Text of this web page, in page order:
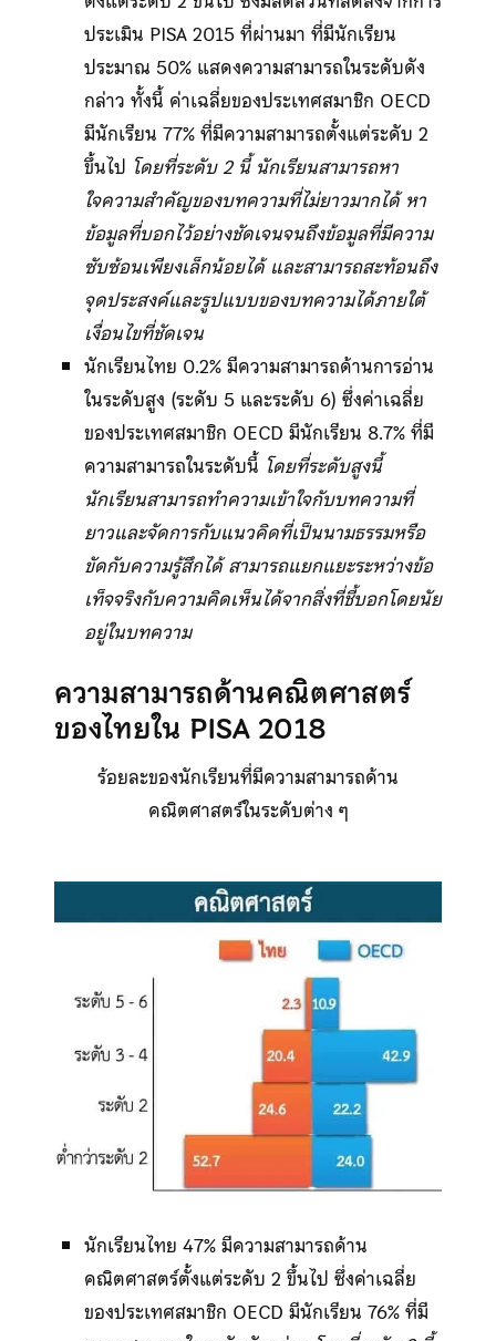
ประเมิน PISA 2015 ที่ผ่านมา ที่มีนักเรียน
ประมาณ 50% แสดงความสามารถในระดับดัง
กล่าว ทั้งนี้ ค่าเฉลี่ยของประเทศสมาชิก OECD
มีนักเรียน 77% ที่มีความสามารถตั้งแต่ระดับ 2
ขึ้นไป โดยที่ระดับ 2 นี้ นักเรียนสามารถหา
ใจความสำคัญของบทความที่ไม่ยาวมากได้ หา
ข้อมูลที่บอกไว้อย่างชัดเจนจนถึงข้อมูลที่มีความ
ซับซ้อนเพียงเล็กน้อยได้ และสามารถสะท้อนถึง
จุดประสงค์และรูปแบบของบทความได้ภายใต้
เงื่อนไขที่ชัดเจน
นักเรียนไทย 0.2% มีความสามารถด้านการอ่าน
ในระดับสูง (ระดับ 5 และระดับ 6) ซึ่งค่าเฉลี่ย
ของประเทศสมาชิก OECD มีนักเรียน 8.7% ที่มี
ความสามารถในระดับนี้ โดยที่ระดับสูงนี้
นักเรียนสามารถทำความเข้าใจกับบทความที่
ยาวและจัดการกับแนวคิดที่เป็นนามธรรมหรือ
ขัดกับความรู้สึกได้ สามารถแยกแยะระหว่างข้อ
เท็จจริงกับความคิดเห็นได้จากสิ่งที่ชี้บอกโดยนัย
อยู่ในบทความ
ความสามารถด้านคณิตศาสตร์
ของไทยใน PISA 2018
ร้อยละของนักเรียนที่มีความสามารถด้าน
คณิตศาสตร์ในระดับต่าง ๆ
นักเรียนไทย 47% มีความสามารถด้าน
คณิตศาสตร์ตั้งแต่ระดับ 2 ขึ้นไป ซึ่งค่าเฉลี่ย
ของประเทศสมาชิก OECD มีนักเรียน 76% ที่มี